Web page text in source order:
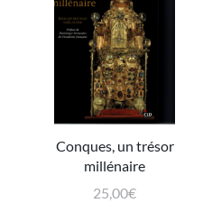
Conques, un trésor
millénaire
25,00€